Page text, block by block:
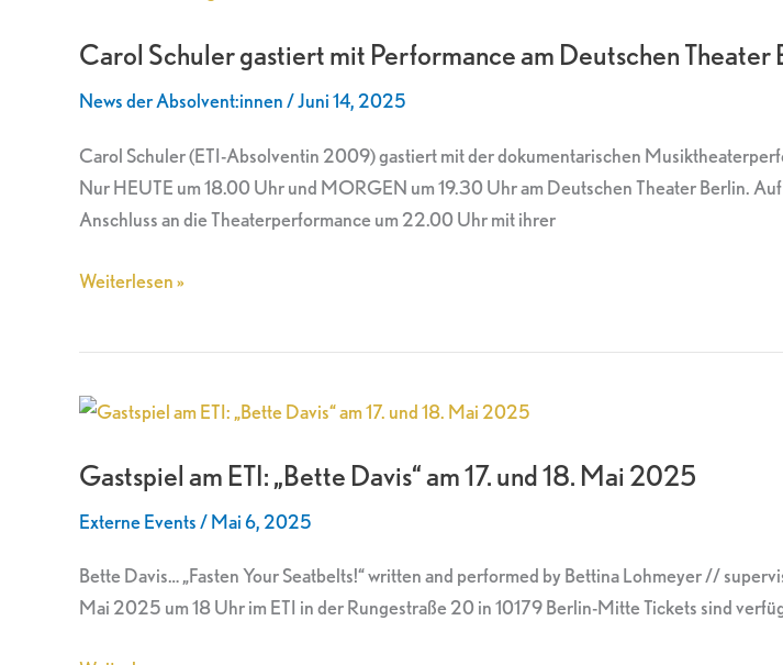
Carol Schuler gastiert mit Performance am Deutschen Theater
News der Absolvent:innen/Juni 14, 2025
Carol Schuler (ETI-Absolventin 2009) gastiert mit der dokumentarischen
Nur HEUTE um 18.00 Uhr und MORGEN um 19.30 Uhr am Deutschen Theater Berlin.
Anschluss an die Theaterperformance um 22.00 Uhr mit ihrer
gastiert
Performance
am
Deutschen
Theater
Weiterlesen »
Gastspiel am ETI: „Bette Davis“ am 17. und 18. Mai 2025
Externe Events/Mai 6, 2025
Bette Davis… „Fasten Your Seatbelts!“ written and performed by Bettina Lohmeyer //
Mai 2025 um 18 Uhr im ETI in der Rungestraße 20 in 10179 Berlin-Mitte Tickets sind
Gastspiel
ETI:
Davis“
am
17.